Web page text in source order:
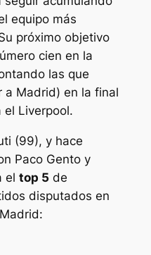
equipo más
próximo objetivo
cien en la
las que
a Madrid) en la final
el Liverpool.
(99), y hace
Paco Gento y
el top 5 de
disputados en